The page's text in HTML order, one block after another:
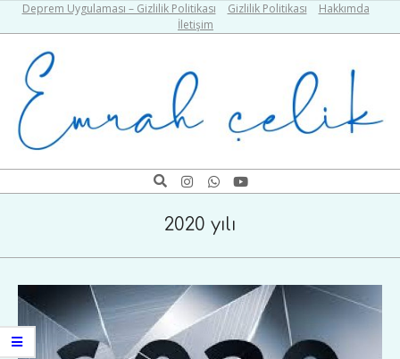
content
Deprem Uygulaması – Gizlilik Politikası Gizlilik Politikası
Hakkımda
İletişim
Emrah
Search
2020 yılı